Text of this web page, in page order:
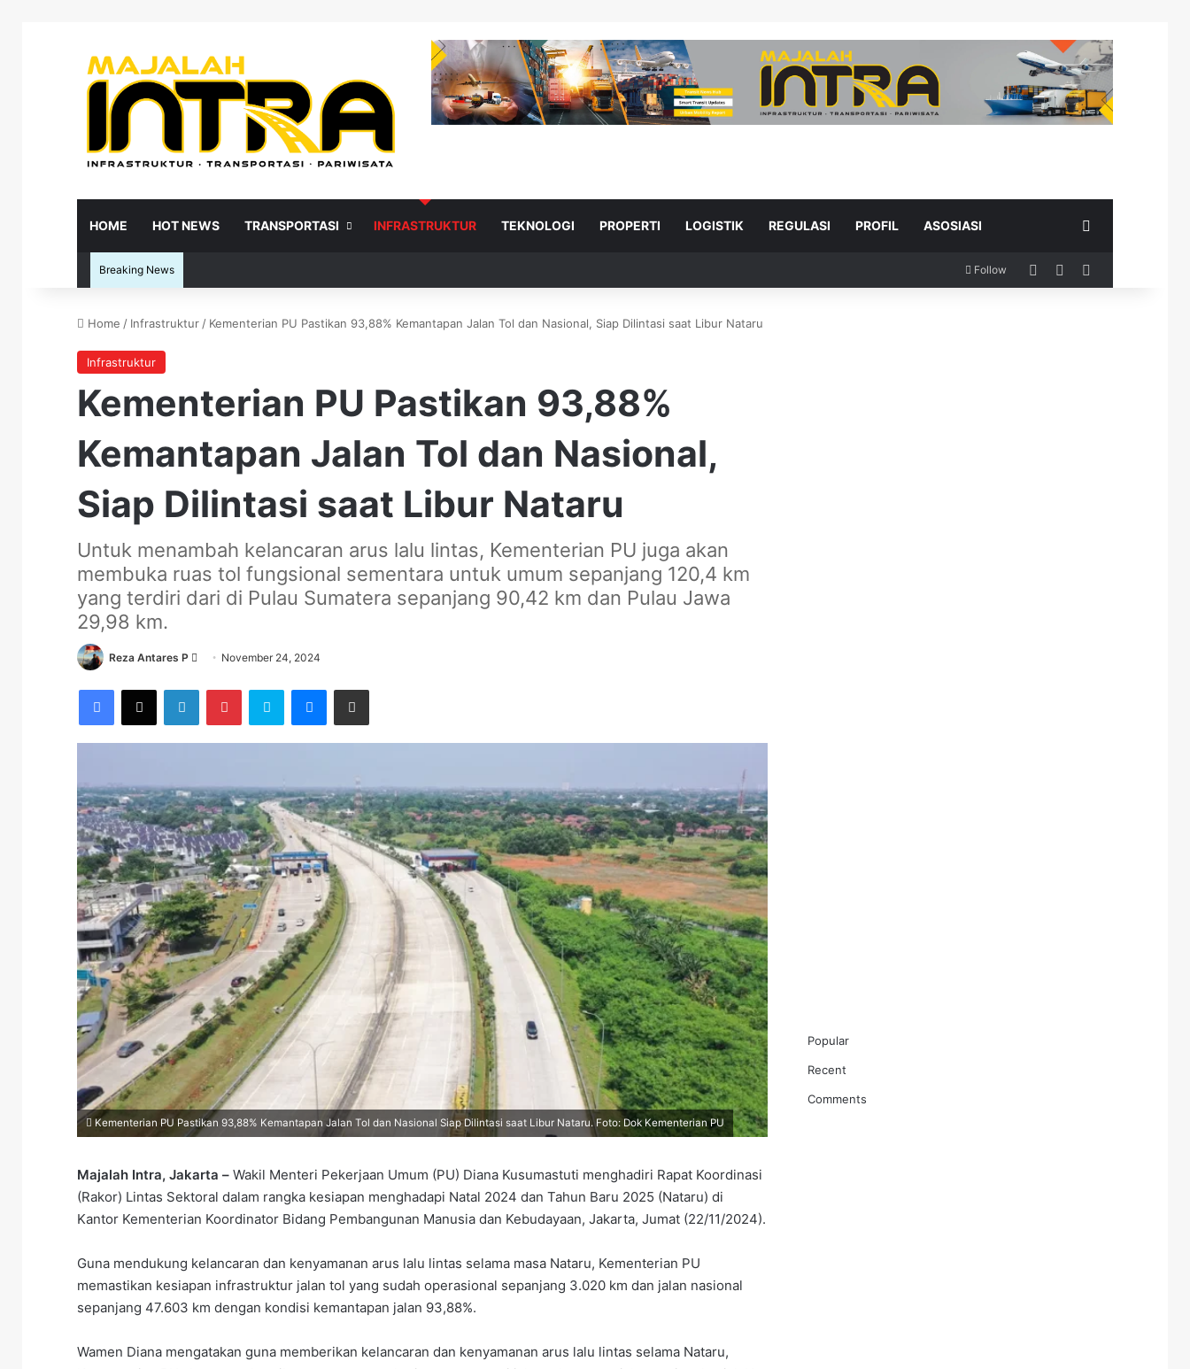
HOME HOT NEWS TRANSPORTASI INFRASTRUKTUR TEKNOLOGI PROPERTI LOGISTIK REGULASI PROFIL ASOSIASI
Breaking News Follow Log InRandom Article
Home / Infrastruktur/ Kementerian PU Pastikan 93,88% Kemantapan Jalan Tol dan Nasional, Siap Dilintasi saat Libur Nataru
Infrastruktur
Kementerian PU Pastikan 93,88%
Kemantapan Jalan Tol dan Nasional,
Siap Dilintasi saat Libur Nataru
Untuk menambah kelancaran arus lalu lintas, Kementerian PU juga akan
membuka ruas tol fungsional sementara untuk umum sepanjang 120,4 km
yang terdiri dari di Pulau Sumatera sepanjang 90,42 km dan Pulau Jawa
29,98 km.
Reza Antares P
Send
email
November 24, 2024
Facebook
X LinkedInPinterestSkype Messenger
Share via Email
Kementerian PU Pastikan 93,88% Kemantapan Jalan Tol dan Nasional Siap Dilintasi saat Libur Nataru. Foto: Dok Kementerian PU
Majalah Intra, Jakarta – Wakil Menteri Pekerjaan Umum (PU) Diana Kusumastuti menghadiri Rapat Koordinasi
(Rakor) Lintas Sektoral dalam rangka kesiapan menghadapi Natal 2024 dan Tahun Baru 2025 (Nataru) di
Kantor Kementerian Koordinator Bidang Pembangunan Manusia dan Kebudayaan, Jakarta, Jumat (22/11/2024).
Guna mendukung kelancaran dan kenyamanan arus lalu lintas selama masa Nataru, Kementerian PU
memastikan kesiapan infrastruktur jalan tol yang sudah operasional sepanjang 3.020 km dan jalan nasional
sepanjang 47.603 km dengan kondisi kemantapan jalan 93,88%.
Wamen Diana mengatakan guna memberikan kelancaran dan kenyamanan arus lalu lintas selama Nataru,
Popular
Recent
Comments